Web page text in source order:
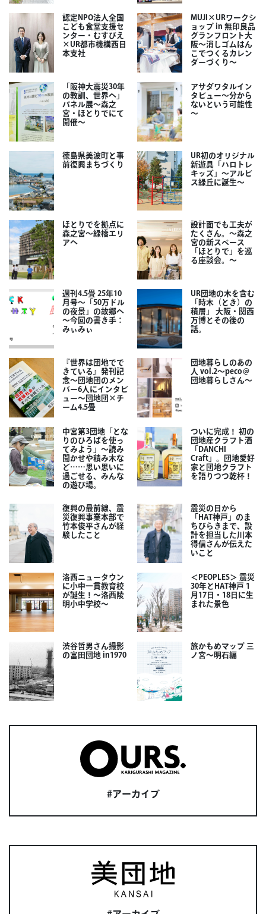
認定NPO法人全国
こども食堂支援セ
ンター・むすびえ
×UR都市機構西日
本支社
MUJI×URワークシ
ョップ in 無印良品
グランフロント大
阪～消しゴムはん
こでつくるカレン
ダーづくり～
「阪神大震災30年
の教訓、世界へ」
パネル展～森之
宮・ほとりでにて
開催～
アサダワタルイン
タビュー～分から
ないという可能性
～
徳島県美波町と事
前復興まちづくり
UR初のオリジナル
新遊具「ハロトレ
キッズ」～アルビ
ス緑丘に誕生～
ほとりでを拠点に
森之宮～緑橋エリ
アへ
設計面でも工夫が
たくさん。～森之
宮の新スペース
「ほとりで」を巡
る座談会。～
週刊4.5畳 25年10
月号～「50万ドル
の夜景」の故郷へ
～今回の書き手：
みぃみぃ
UR団地の木を含む
「時木（とき）の
積層」 大阪・関西
万博とその後の
話。
『世界は団地でで
きている』発刊記
念～団地団のメン
バー6人にインタビ
ュー～団地団×チ
ーム4.5畳
団地暮らしのあの
人 vol.2～peco＠
団地暮らしさん～
中宮第3団地「とな
りのひろばを使っ
てみよう」～読み
聞かせや積み木な
ど……思い思いに
過ごせる、みんな
の遊び場。
ついに完成！ 初の
団地産クラフト酒
「DANCHI
Craft」。団地愛好
家と団地クラフト
を語りつつ乾杯！
復興の最前線、震
災復興事業本部で
竹本俊平さんが経
験したこと
震災の日から
「HAT神戸」のま
ちびらきまで、設
計を担当した川本
得信さんが伝えた
いこと
洛西ニュータウン
に小中一貫教育校
が誕生！～洛西陵
明小中学校～
＜PEOPLES＞ 震災
30年とHAT神戸 1
月17日・18日に生
まれた景色
渋谷哲男さん撮影
の富田団地 in1970
旅かもめマップ 三
ノ宮〜明石編
#アーカイブ